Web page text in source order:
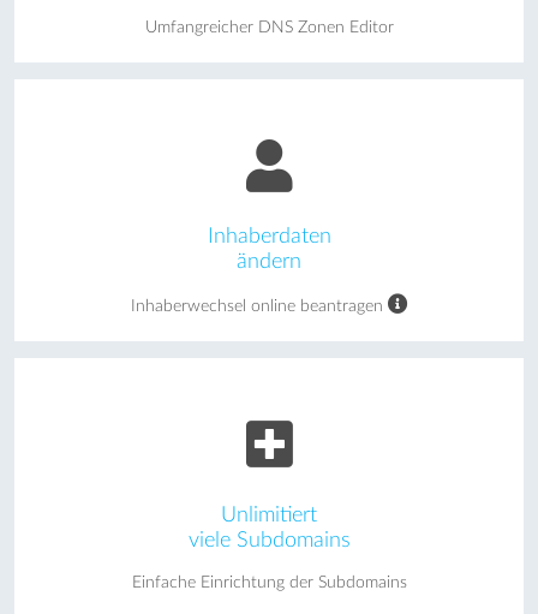
Umfangreicher DNS Zonen Editor
Inhaberdaten
ändern
Inhaberwechsel online beantragen
Unlimitiert
viele Subdomains
Einfache Einrichtung der Subdomains